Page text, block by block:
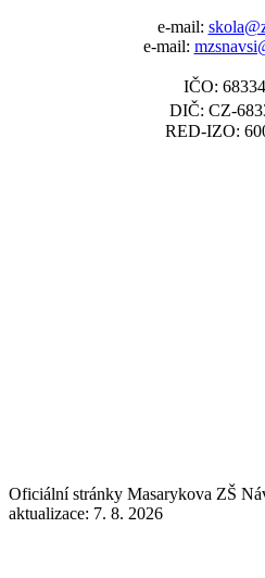
e-mail:
e-mail:
IČO:
DIČ: CZ-
RED-IZO:
Oficiální stránky Masarykova ZŠ
aktualizace: 7. 8. 2026